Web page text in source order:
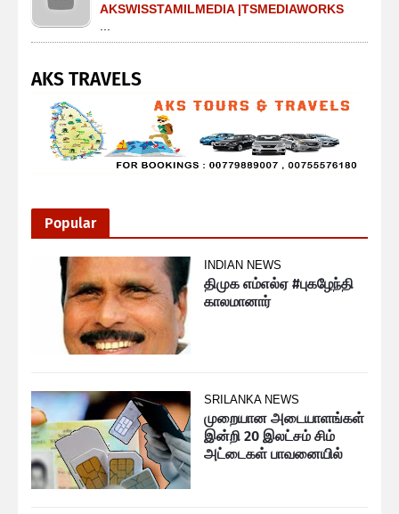
AKSWISSTAMILMEDIA |TSMEDIAWORKS
AKS TRAVELS
Popular
INDIAN NEWS
திமுக எம்எல்ஏ #புகழேந்தி
காலமானார்
SRILANKA NEWS
முறையான அடையாளங்கள்
இன்றி 20 இலட்சம் சிம்
அட்டைகள் பாவனையில்